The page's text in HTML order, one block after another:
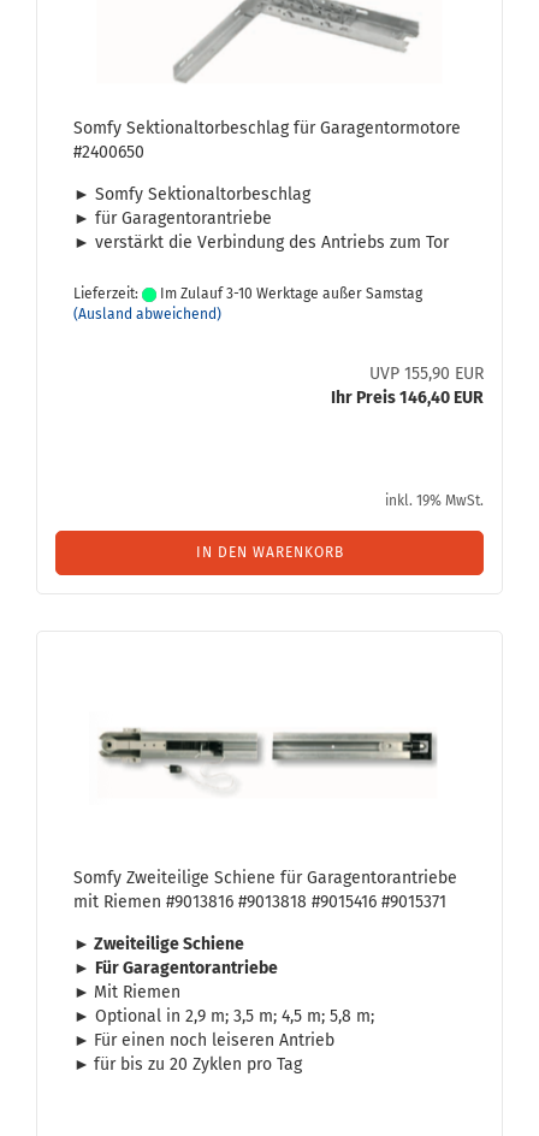
Somfy Sek­tio­nal­tor­be­schlag für Ga­ra­gen­tor­mo­to­re
#2400650
► Somfy Sek­tio­nal­tor­be­schlag
► für Ga­ra­gen­tor­an­trie­be
► ver­stärkt die Ver­bin­dung des An­triebs zum Tor
Lieferzeit:
Im Zulauf 3-10 Werktage außer Samstag
(Ausland abweichend)
UVP 155,90 EUR
Ihr Preis 146,40 EUR
inkl. 19% MwSt.
IN DEN WARENKORB
Somfy Zwei­tei­li­ge Schie­ne für Ga­ra­gen­tor­an­trie­be
mit Rie­men #9013816 #9013818 #9015416 #9015371
► Zwei­tei­li­ge Schie­ne
► Für Ga­ra­gen­tor­an­trie­be
► Mit Rie­men
► Op­tio­nal in 2,9 m; 3,5 m; 4,5 m; 5,8 m;
► Für einen noch lei­se­ren An­trieb
► für bis zu 20 Zy­klen pro Tag